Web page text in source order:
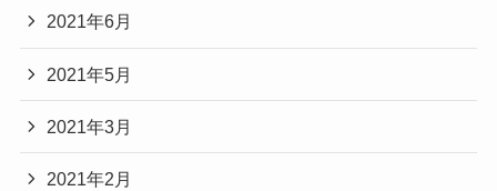
2021年6月
2021年5月
2021年3月
2021年2月